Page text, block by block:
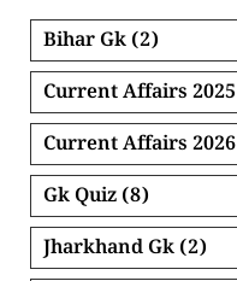
Bihar Gk (2)
Current Affairs 2025
Current Affairs 2026
Gk Quiz (8)
Jharkhand Gk (2)